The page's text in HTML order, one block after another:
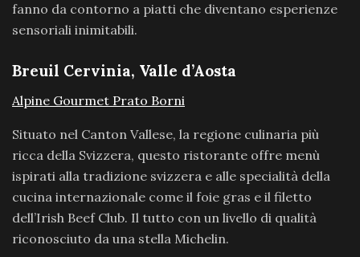
fanno da contorno a piatti che diventano esperienze
sensoriali inimitabili.
Breuil Cervinia, Valle d’Aosta
Alpine Gourmet Prato Borni
Situato nel Canton Vallese, la regione culinaria più
ricca della Svizzera, questo ristorante offre menù
ispirati alla tradizione svizzera e alle specialità della
cucina internazionale come il foie gras e il filetto
dell’Irish Beef Club. Il tutto con un livello di qualità
riconosciuto da una stella Michelin.